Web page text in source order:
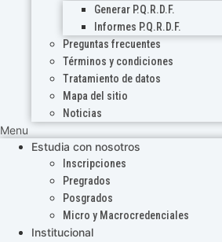
Generar P.Q.R.D.F.
Informes P.Q.R.D.F.
Preguntas frecuentes
Términos y condiciones
Tratamiento de datos
Mapa del sitio
Noticias
Menu
Estudia con nosotros
Inscripciones
Pregrados
Posgrados
Micro y Macrocredenciales
Institucional